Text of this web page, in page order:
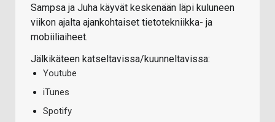
Sampsa ja Juha käyvät keskenään läpi kuluneen
viikon ajalta ajankohtaiset tietotekniikka- ja
mobiiliaiheet.
Jälkikäteen katseltavissa/kuunneltavissa:
Youtube
iTunes
Spotify